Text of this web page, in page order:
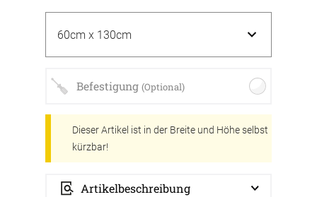
Befestigung (Optional)
Dieser Artikel ist in der Breite und Höhe selbst
kürzbar!
Artikelbeschreibung